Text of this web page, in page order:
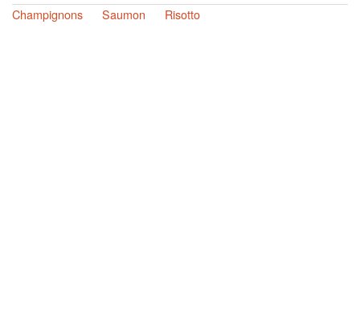
Champignons
Saumon Risotto